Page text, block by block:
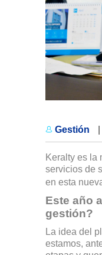
Gestión
Keralty es la
servicios de
en esta
Este año
gestión?
La idea del
estamos,